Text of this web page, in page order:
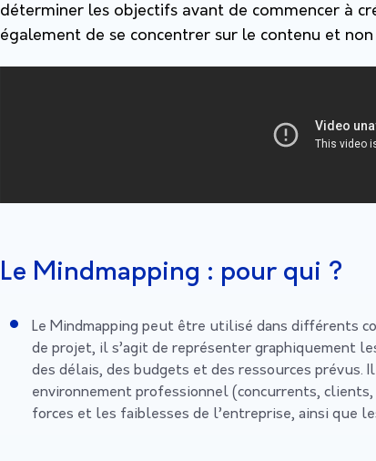
déterminer les objectifs avant de commencer à
également de se concentrer sur le contenu et
Le Mindmapping : pour qui ?
Le Mindmapping peut être utilisé dans différents
de projet, il s’agit de représenter graphiquement
des délais, des budgets et des ressources prévus.
environnement professionnel (concurrents,
forces et les faiblesses de l’entreprise, ainsi que